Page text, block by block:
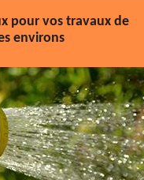
pour vos travaux de
environs